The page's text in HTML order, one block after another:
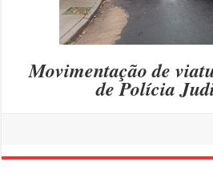
Movimentação de
de Polícia